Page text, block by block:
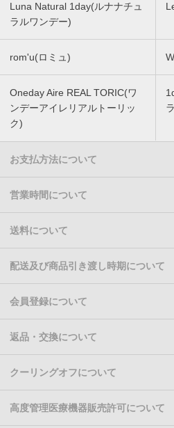
Luna Natural 1day(ルナナチュ
ラルワンデー)
rom'u(ロミュ)
Oneday Aire REAL TORIC(ワ
ンデーアイレリアルトーリッ
ク)
お支払方法について
営業時間について
送料について
配送及び商品引き渡し時期について
会員登録について
返品・交換について
クーリングオフについて
高度管理医療機器販売許可について